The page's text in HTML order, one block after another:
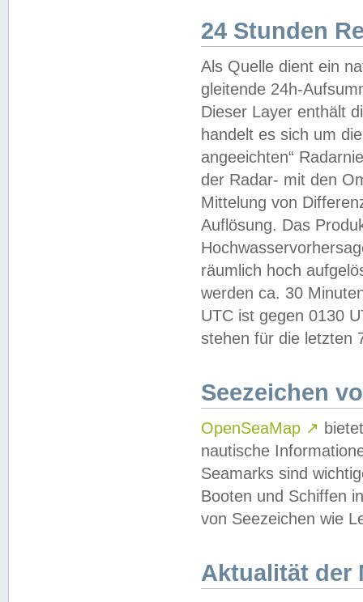
24 Stunden
Als Quelle dient ein
gleitende 24h-
Dieser Layer enthält
handelt es sich um
angeeichten“
der Radar- mit den
Mittelung von
Auflösung. Das
räumlich hoch
werden ca. 30
UTC ist gegen 0130
stehen für die letzten
Seezeichen
OpenSeaMap ↗
nautische
Seamarks sind
Booten und Schiffen
von Seezeichen wie
Aktualität der